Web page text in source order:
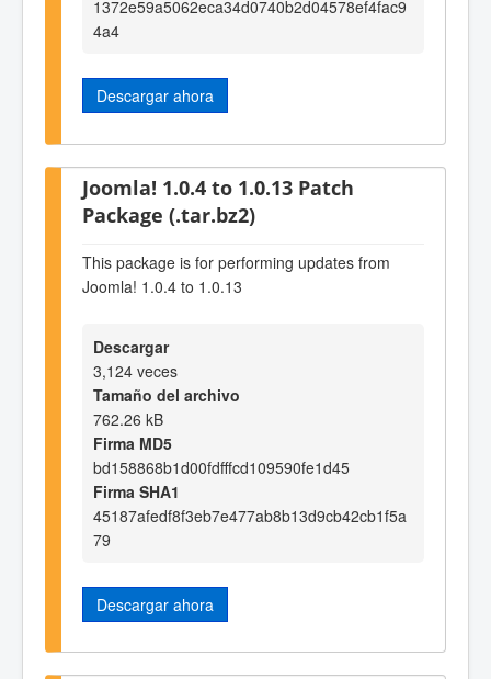
1372e59a5062eca34d0740b2d04578ef4fac9
4a4
Descargar ahora
Joomla! 1.0.4 to 1.0.13 Patch
Package (.tar.bz2)
This package is for performing updates from
Joomla! 1.0.4 to 1.0.13
Descargar
3,124 veces
Tamaño del archivo
762.26 kB
Firma MD5
bd158868b1d00fdfffcd109590fe1d45
Firma SHA1
45187afedf8f3eb7e477ab8b13d9cb42cb1f5a
79
Descargar ahora